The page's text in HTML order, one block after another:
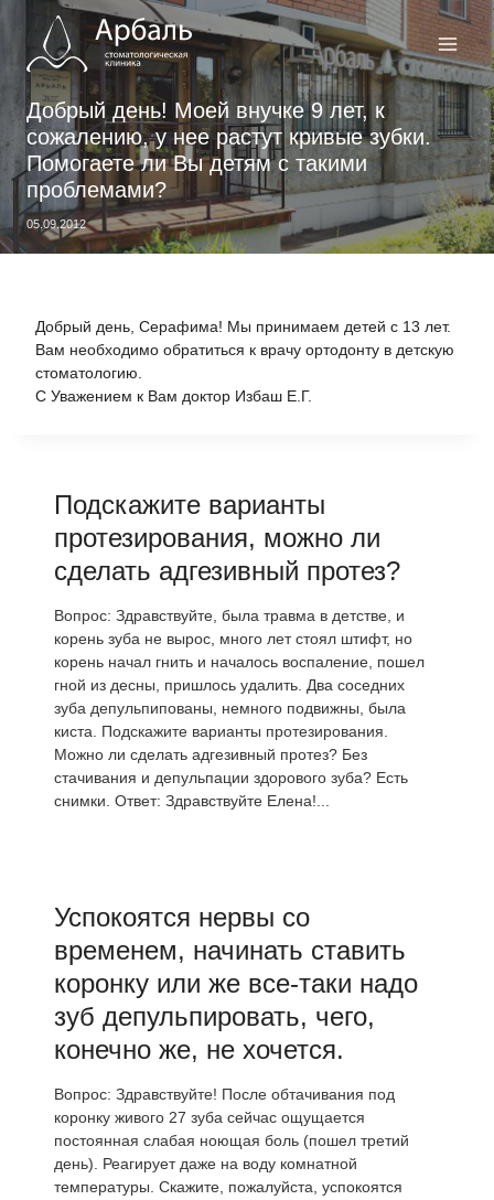
Перейти
содержимому
Добрый день! Моей внучке 9 лет, к
сожалению, у нее растут кривые зубки.
Помогаете ли Вы детям с такими
проблемами?
05.09.2012
Добрый день, Серафима! Мы принимаем детей с 13 лет.
Вам необходимо обратиться к врачу ортодонту в детскую
стоматологию.
С Уважением к Вам доктор Избаш Е.Г.
Подскажите варианты
протезирования, можно ли
сделать адгезивный протез?
Вопрос: Здравствуйте, была травма в детстве, и
корень зуба не вырос, много лет стоял штифт, но
корень начал гнить и началось воспаление, пошел
гной из десны, пришлось удалить. Два соседних
зуба депульпипованы, немного подвижны, была
киста. Подскажите варианты протезирования.
Можно ли сделать адгезивный протез? Без
стачивания и депульпации здорового зуба? Есть
снимки. Ответ: Здравствуйте Елена!...
Успокоятся нервы со
временем, начинать ставить
коронку или же все-таки надо
зуб депульпировать, чего,
конечно же, не хочется.
Вопрос: Здравствуйте! После обтачивания под
коронку живого 27 зуба сейчас ощущается
постоянная слабая ноющая боль (пошел третий
день). Реагирует даже на воду комнатной
температуры. Скажите, пожалуйста, успокоятся